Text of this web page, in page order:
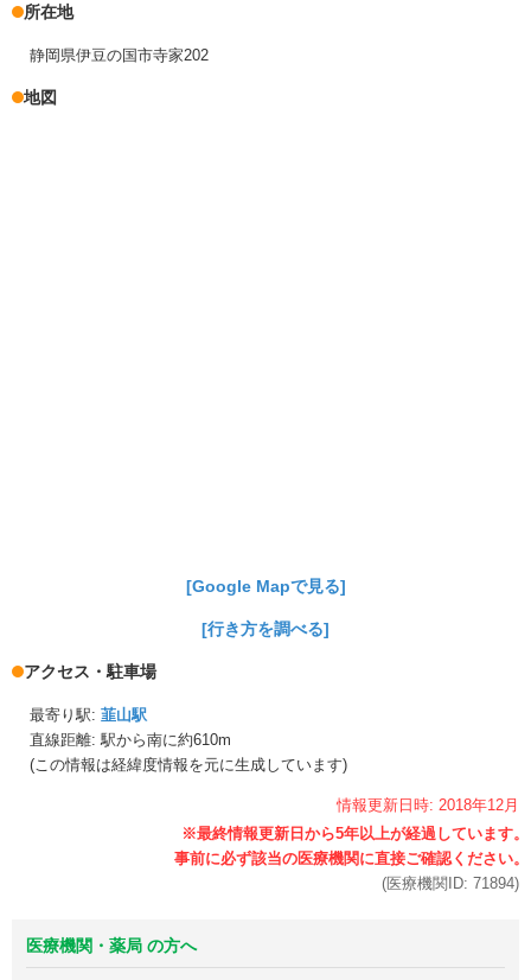
所在地
静岡県伊豆の国市寺家202
地図
[Google Mapで見る]
[行き方を調べる]
アクセス・駐車場
最寄り駅: 韮山駅
直線距離: 駅から南に約610m
(この情報は経緯度情報を元に生成しています)
情報更新日時: 2018年12月
(医療機関ID: 71894)
医療機関・薬局 の方へ